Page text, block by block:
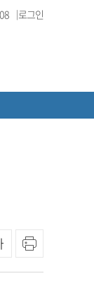
로그인